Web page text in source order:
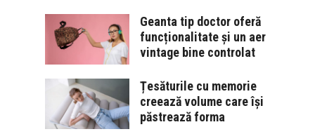
Geanta tip doctor oferă
funcționalitate și un aer
vintage bine controlat
Țesăturile cu memorie
creează volume care își
păstrează forma